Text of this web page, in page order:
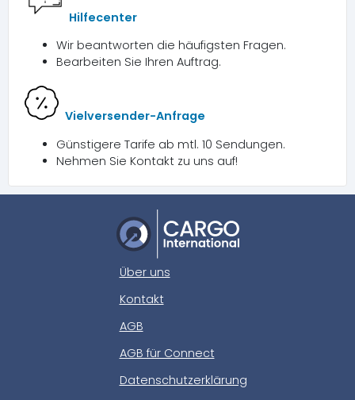
Hilfecenter
Wir beantworten die häufigsten Fragen.
Bearbeiten Sie Ihren Auftrag.
Vielversender-Anfrage
Günstigere Tarife ab mtl. 10 Sendungen.
Nehmen Sie Kontakt zu uns auf!
Über uns
Kontakt
AGB
AGB für Connect
Datenschutzerklärung